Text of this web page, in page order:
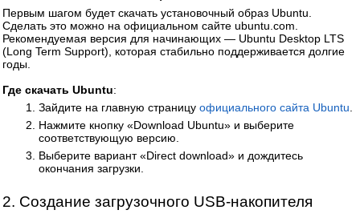
Первым шагом будет скачать установочный образ Ubuntu.
Сделать это можно на официальном сайте ubuntu.com.
Рекомендуемая версия для начинающих — Ubuntu Desktop LTS
(Long Term Support), которая стабильно поддерживается долгие
годы.
Где скачать Ubuntu:
Зайдите на главную страницу официального сайта Ubuntu
Нажмите кнопку «Download Ubuntu» и выберите
соответствующую версию.
Выберите вариант «Direct download» и дождитесь
окончания загрузки.
2. Создание загрузочного USB-накопителя